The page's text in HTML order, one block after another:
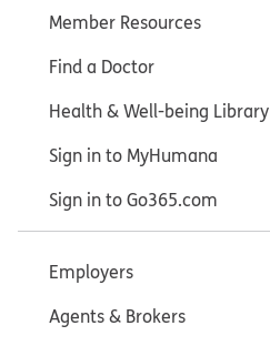
Member Resources
Find a Doctor
Health & Well-being Library
Sign in to MyHumana
Sign in to Go365.com
Employers
Agents & Brokers